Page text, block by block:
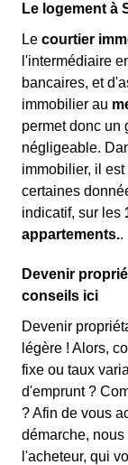
Le logement à
Le courtier
l'intermédiaire
bancaires, et
immobilier au
permet donc un
négligeable.
immobilier, il
certaines
indicatif, sur les
appartements..
Devenir
conseils ici
Devenir
légère ! Alors,
fixe ou taux
d'emprunt ?
? Afin de vous
démarche,
l'acheteur, qui